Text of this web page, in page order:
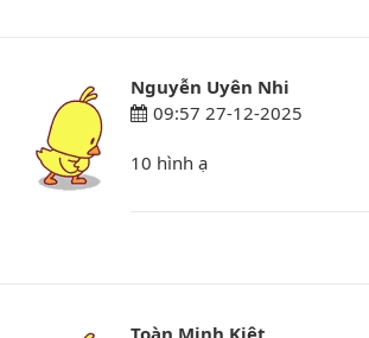
Nguyễn Uyên Nhi
09:57 27-12-2025
10 hình ạ
Toàn Minh Kiệt